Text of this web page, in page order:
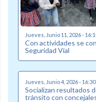
Jueves, Junio 11, 2026 -
Con actividades se
Seguridad Vial
Jueves, Junio 4, 2026 - 16:30
Socializan resultados
tránsito con